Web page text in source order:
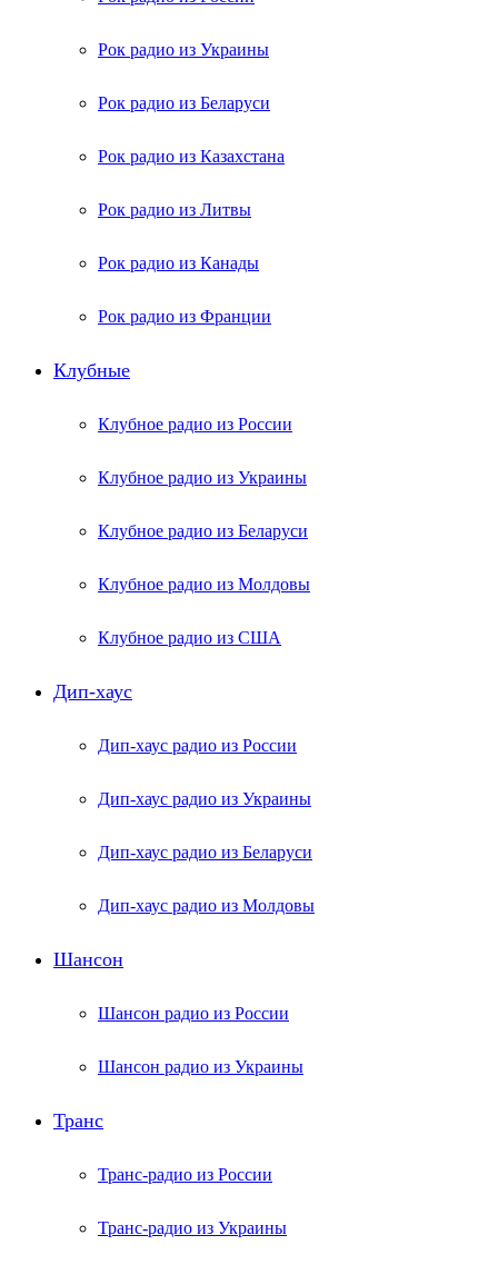
Рок радио из Украины
Рок радио из Беларуси
Рок радио из Казахстана
Рок радио из Литвы
Рок радио из Канады
Рок радио из Франции
Клубные
Клубное радио из России
Клубное радио из Украины
Клубное радио из Беларуси
Клубное радио из Молдовы
Клубное радио из США
Дип-хаус
Дип-хаус радио из России
Дип-хаус радио из Украины
Дип-хаус радио из Беларуси
Дип-хаус радио из Молдовы
Шансон
Шансон радио из России
Шансон радио из Украины
Транс
Транс-радио из России
Транс-радио из Украины